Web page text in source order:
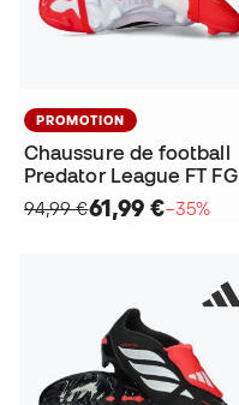
PROMOTION
Chaussure de football
Predator League FT FG
94,99 €61,99 €−35%